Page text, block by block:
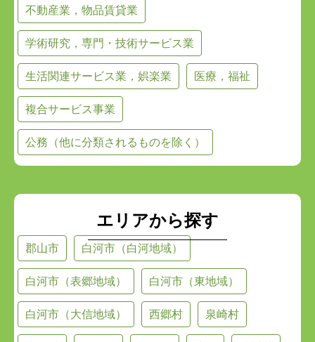
不動産業，物品賃貸業
学術研究，専門・技術サービス業
生活関連サービス業，娯楽業 医療，福祉
複合サービス事業
公務（他に分類されるものを除く）
エリアから探す
郡山市 白河市（白河地域）
白河市（表郷地域） 白河市（東地域）
白河市（大信地域） 西郷村 泉崎村